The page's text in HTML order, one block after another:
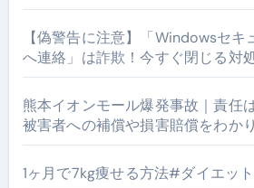
【偽警告に注意】「Windowsセキ
へ連絡」は詐欺！今すぐ閉じる対
熊本イオンモール爆発事故｜責任
被害者への補償や損害賠償をわか
1ヶ月で7kg痩せる方法#ダイエッ